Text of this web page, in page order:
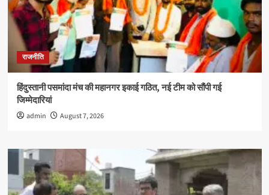
राजनीति
हिंदुस्तानी पसमांदा मंच की महानगर इकाई गठित, नई टीम को सौंपी गई
जिम्मेदारियां
admin August 7, 2026